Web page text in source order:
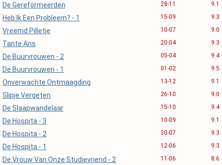
De Gereformeerden 28-11 9.1
Heb Ik Een Probleem? - 1 15-09 9.3
Vreemd Pilletje 10-07 9.0
Tante Ans 20-04 9.3
De Buurvrouwen - 2 05-04 9.4
De Buurvrouwen - 1 01-02 9.5
Onverwachte Ontmaagding 13-12 9.1
Slipje Vergeten 26-10 9.0
De Slaapwandelaar 15-10 9.4
De Hospita - 3 10-09 9.1
De Hospita - 2 30-07 9.3
De Hospita - 1 12-06 9.3
De Vrouw Van Onze Studievriend - 2 11-06 8.6